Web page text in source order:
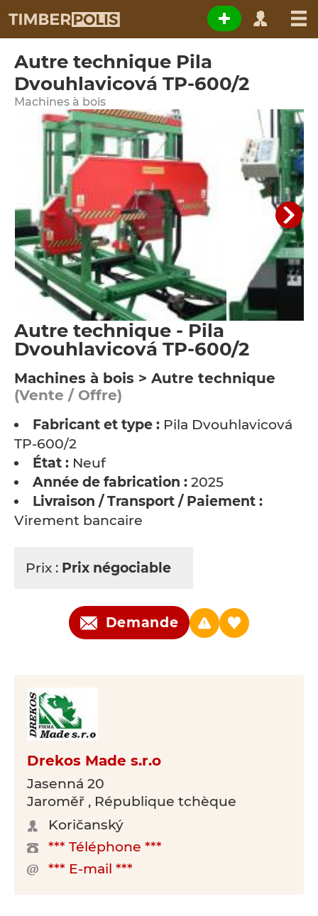
Autre technique Pila
Dvouhlavicová TP-600/2
Machines à bois
Autre technique - Pila
Dvouhlavicová TP-600/2
Machines à bois > Autre technique
(Vente / Offre)
Fabricant et type : Pila Dvouhlavicová
TP-600/2
État : Neuf
Année de fabrication : 2025
Livraison / Transport / Paiement :
Virement bancaire
Prix : Prix négociable
Demande
Drekos Made s.r.o
Jasenná 20
Jaroměř , République tchèque
Koričanský
*** Téléphone ***
*** E-mail ***